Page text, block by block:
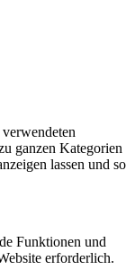
ganzen Kategorien
lassen und so
Funktionen und
erforderlich.